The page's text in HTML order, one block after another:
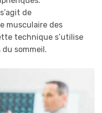
de
musculaire des
technique s’utilise
sommeil.